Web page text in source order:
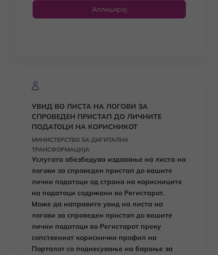
Аплицирај
УВИД ВО ЛИСТА НА ЛОГОВИ ЗА
СПРОВЕДЕН ПРИСТАП ДО ЛИЧНИТЕ
ПОДАТОЦИ НА КОРИСНИКОТ
МИНИСТЕРСТВО ЗА ДИГИТАЛНА
ТРАНСФОРМАЦИЈА
Услугата обезбедува издавање на листа на
логови за спроведен пристап до вашите
лични податоци од страна на корисниците
на податоци содржани во Регистарот.
Може да направите увид на листа на
логови за спроведен пристап до вашите
лични податоци во Регистарот преку
сопствениот кориснички профил на
Порталот со поднесување на барање за